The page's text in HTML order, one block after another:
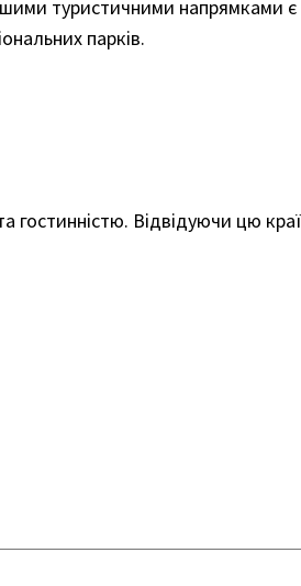
туристичними напрямками
парків.
гостинністю. Відвідуючи цю